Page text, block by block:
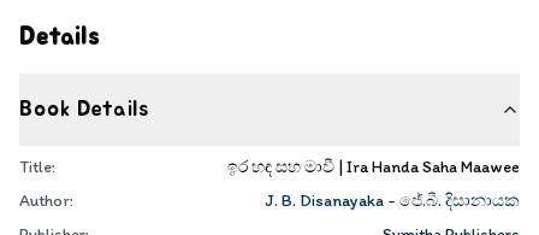
Details
Book Details
Title:
ඉර හඳ සහ මාවී | Ira Handa Saha Maawee
Author:
J. B. Disanayaka - ජේ.බී. දිසානායක